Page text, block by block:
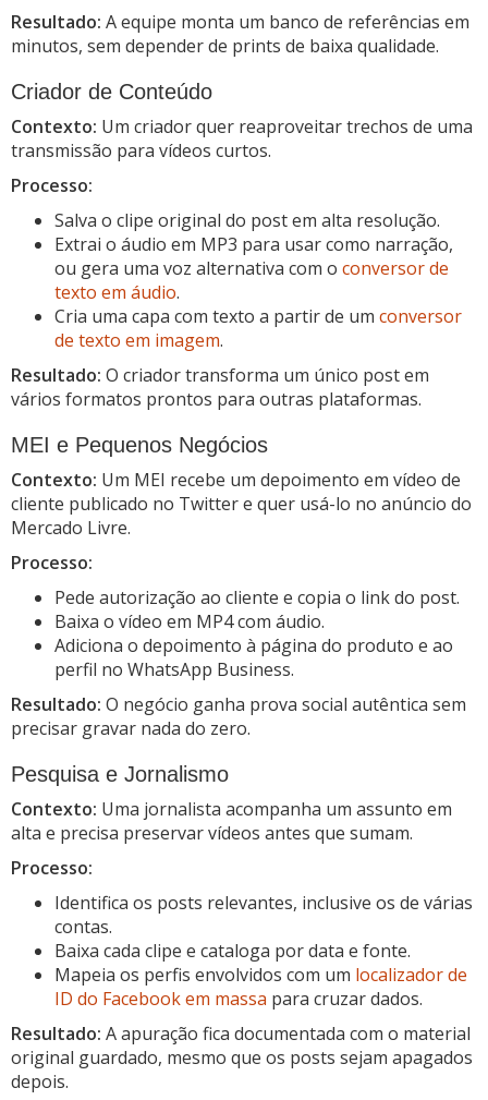
Resultado: A equipe monta um banco de referências em
minutos, sem depender de prints de baixa qualidade.
Criador de Conteúdo
Contexto: Um criador quer reaproveitar trechos de uma
transmissão para vídeos curtos.
Processo:
Salva o clipe original do post em alta resolução.
Extrai o áudio em MP3 para usar como narração,
ou gera uma voz alternativa com o conversor de
texto em áudio.
Cria uma capa com texto a partir de um conversor
de texto em imagem.
Resultado: O criador transforma um único post em
vários formatos prontos para outras plataformas.
MEI e Pequenos Negócios
Contexto: Um MEI recebe um depoimento em vídeo de
cliente publicado no Twitter e quer usá-lo no anúncio do
Mercado Livre.
Processo:
Pede autorização ao cliente e copia o link do post.
Baixa o vídeo em MP4 com áudio.
Adiciona o depoimento à página do produto e ao
perfil no WhatsApp Business.
Resultado: O negócio ganha prova social autêntica sem
precisar gravar nada do zero.
Pesquisa e Jornalismo
Contexto: Uma jornalista acompanha um assunto em
alta e precisa preservar vídeos antes que sumam.
Processo:
Identifica os posts relevantes, inclusive os de várias
contas.
Baixa cada clipe e cataloga por data e fonte.
Mapeia os perfis envolvidos com um localizador de
ID do Facebook em massa para cruzar dados.
Resultado: A apuração fica documentada com o material
original guardado, mesmo que os posts sejam apagados
depois.